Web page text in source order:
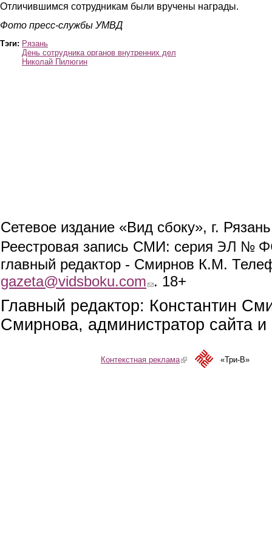
Отличившимся сотрудникам были вручены награды.
Фото пресс-службы УМВД
Тэги: Рязань
День сотрудника органов внутренних дел
Николай Пилюгин
Сетевое издание «Вид сбоку», г.
Реестровая запись СМИ: серия ЭЛ №
главный редактор - Смирнов К.М.
gazeta@vidsboku.com (link sends e-mail)
. 18+
Главный редактор: Константин
Смирнова, администратор сайта
Контекстная реклама(link is external)«Три-В»